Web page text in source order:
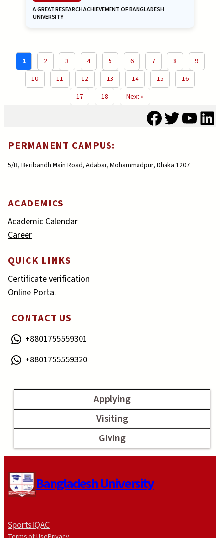
A GREAT RESEARCH ACHIEVEMENT OF BANGLADESH
UNIVERSITY
1 2 3 4 5 6 7 8
9
10
11 12 13 14 15
16
17
18 Next »
Facebook
Twitter
PERMANENT CAMPUS:
5/B, Beribandh Main Road, Adabar, Mohammadpur, Dhaka 1207
ACADEMICS
Academic Calendar
Career
QUICK LINKS
Certificate verification
Online Portal
CONTACT US
+8801755559301
+8801755559320
Applying
Visiting
Giving
Bangladesh University
SportsIQAC